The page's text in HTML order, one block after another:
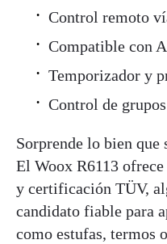
Control remoto
Compatible con
Temporizador y
Control de
Sorprende lo bien que
El Woox R6113
y certificación TÜV,
candidato fiable para
como estufas, termos